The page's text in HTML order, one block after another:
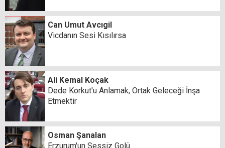
Can Umut Avcıgil
Vicdanın Sesi Kısılırsa
Ali Kemal Koçak
Dede Korkut'u Anlamak, Ortak Geleceği İnşa
Etmektir
Osman Şanalan
Erzurum'un Sessiz Golü